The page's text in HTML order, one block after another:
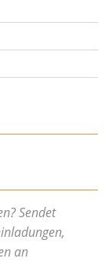
Sendet
an